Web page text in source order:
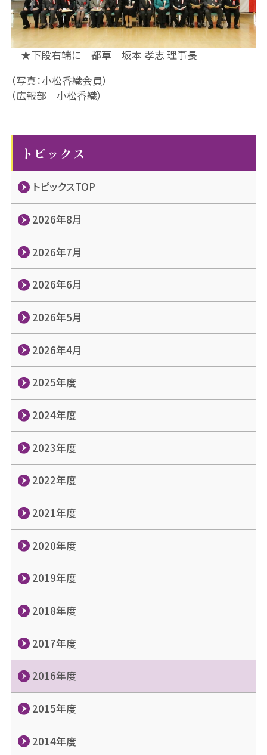
トピックス
トピックスTOP
2026年8月
2026年7月
2026年6月
2026年5月
2026年4月
2025年度
2024年度
2023年度
2022年度
2021年度
2020年度
2019年度
2018年度
2017年度
2016年度
2015年度
2014年度
★下段右端に 都草 坂本 孝志 理事長
（写真：小松香織会員）
（広報部 小松香織）